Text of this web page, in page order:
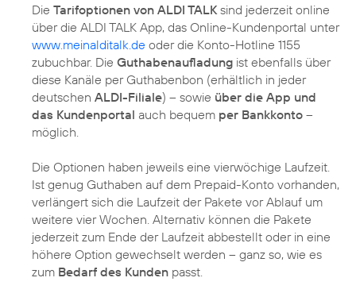
Die Tarifoptionen von ALDI TALK sind jederzeit online
über die ALDI TALK App, das Online-Kundenportal unter
www.meinalditalk.de oder die Konto-Hotline 1155
zubuchbar. Die Guthabenaufladung ist ebenfalls über
diese Kanäle per Guthabenbon (erhältlich in jeder
deutschen ALDI-Filiale) – sowie über die App und
das Kundenportal auch bequem per Bankkonto –
möglich.
Die Optionen haben jeweils eine vierwöchige Laufzeit.
Ist genug Guthaben auf dem Prepaid-Konto vorhanden,
verlängert sich die Laufzeit der Pakete vor Ablauf um
weitere vier Wochen. Alternativ können die Pakete
jederzeit zum Ende der Laufzeit abbestellt oder in eine
höhere Option gewechselt werden – ganz so, wie es
zum Bedarf des Kunden passt.